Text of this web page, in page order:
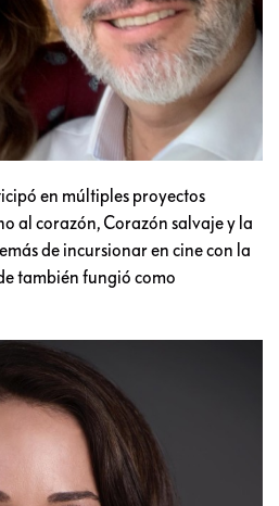
en múltiples proyectos
al corazón, Corazón salvaje y la
de incursionar en cine con la
también fungió como